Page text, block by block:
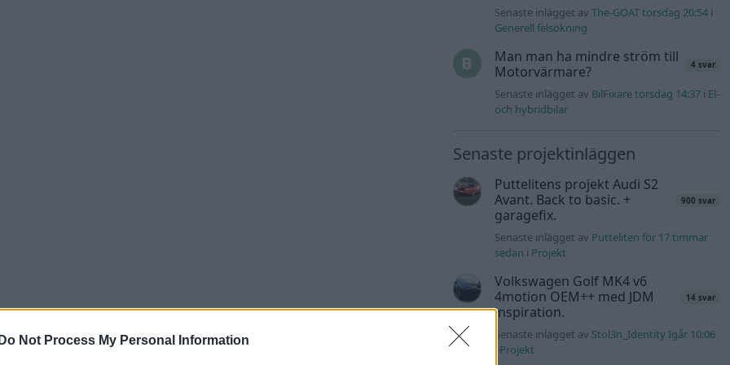
Do Not Process My Personal Information
Senaste inlägget avThe-GOAT torsdag 20:54 i
Generell felsökning
Man man ha mindre ström till
Motorvärmare?
4 svar
Senaste inlägget av BilFixare torsdag 14:37 i El-
och hybridbilar
Senaste projektinläggen
Puttelitens projekt Audi S2
Avant. Back to basic. +
garagefix.
900 svar
Senaste inlägget av Putteliten för 17 timmar
sedan i Projekt
Volkswagen Golf MK4 v6
4motion OEM++ med JDM
inspiration.
14 svar
Senaste inlägget av Stol3n_Identity Igår 10:06
Projekt